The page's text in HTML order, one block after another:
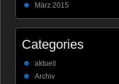
März 2015
Categories
aktuell
Archiv